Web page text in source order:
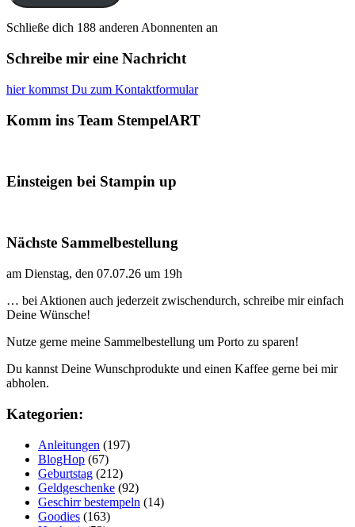
Schließe dich 188 anderen Abonnenten an
Schreibe mir eine Nachricht
hier kommst Du zum Kontaktformular
Komm ins Team StempelART
Einsteigen bei Stampin up
Nächste Sammelbestellung
am Dienstag, den 07.07.26 um 19h
… bei Aktionen auch jederzeit zwischendurch, schreibe mir einfach
Deine Wünsche!
Nutze gerne meine Sammelbestellung um Porto zu sparen!
Du kannst Deine Wunschprodukte und einen Kaffee gerne bei mir
abholen.
Kategorien:
Anleitungen (197)
BlogHop (67)
Geburtstag (212)
Geldgeschenke (92)
Geschirr bestempeln (14)
Goodies (163)